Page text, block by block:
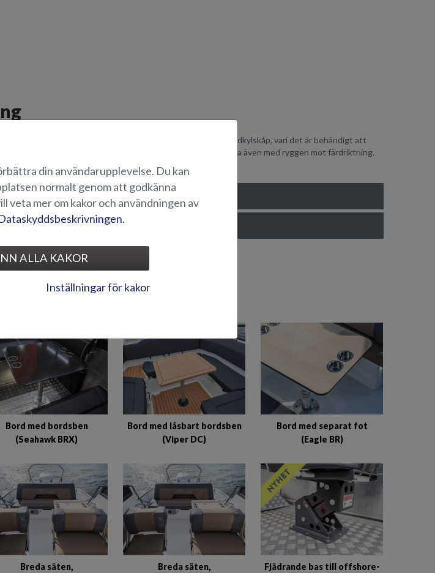
på babord sida. Under sätet finns ett 20 liters utdragbart lådkylskåp, vari det är behändigt att
färd. Bänksätets svängbara ryggstöd möjliggör att man kan sitta även med ryggen mot färdriktning.
Bord med bordsben
(Seahawk BRX)
Bord med låsbart bordsben
(Viper DC)
Bord med separat fot
(Eagle BR)
Breda säten,
Breda säten,
Fjädrande bas till offshore-
din användarupplevelse. Du kan
normalt genom att godkänna
veta mer om kakor och användningen av
ALLA KAKOR
Inställningar för kakor